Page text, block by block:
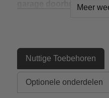
garage doorbrengt,
Alle onderdelen zijn
verzegelde zakjes, met
geassembleerde
duidelijke,
Meer
Nuttige Toebehoren
Optionele onderdelen